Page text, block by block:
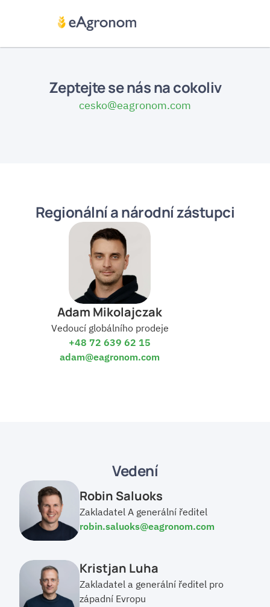
Zeptejte se nás na cokoliv
cesko@eagronom.com
Regionální a národní zástupci
Adam Mikolajczak
Vedoucí globálního prodeje
+48 72 639 62 15
adam@eagronom.com
Vedení
Robin Saluoks
Zakladatel A generální ředitel
robin.saluoks@eagronom.com
Kristjan Luha
Zakladatel a generální ředitel pro
západní Evropu